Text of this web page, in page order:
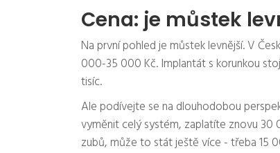
Cena: je můstek
Na první pohled je můstek levnější. V
000-35 000 Kč. Implantát s korunkou
tisíc.
Ale podívejte se na dlouhodobou
vyměnit celý systém, zaplatíte znovu
zubů, může to stát ještě více - třeba 15